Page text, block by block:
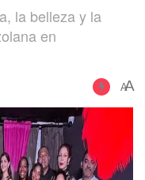
la belleza y la
en
AA